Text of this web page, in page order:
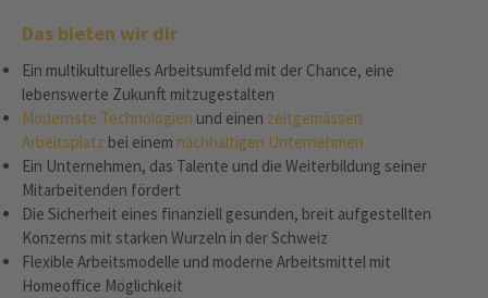
Das bieten wir dir
Ein multikulturelles Arbeitsumfeld mit der Chance, eine
lebenswerte Zukunft mitzugestalten
Modernste Technologien und einen zeitgemässen
Arbeitsplatz bei einem nachhaltigen Unternehmen
Ein Unternehmen, das Talente und die Weiterbildung seiner
Mitarbeitenden fördert
Die Sicherheit eines finanziell gesunden, breit aufgestellten
Konzerns mit starken Wurzeln in der Schweiz
Flexible Arbeitsmodelle und moderne Arbeitsmittel mit
Homeoffice Möglichkeit